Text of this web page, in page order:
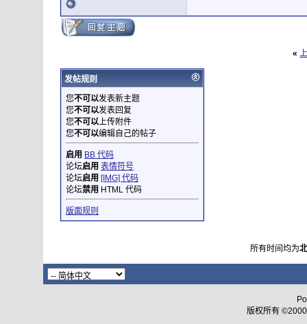
«
发帖规则
您不可以发表新主题
您不可以发表回复
您不可以上传附件
您不可以编辑自己的帖子
启用 BB 代码
论坛启用 表情符号
论坛启用 [IMG] 代码
论坛禁用 HTML 代码
版面规则
所有时间均为
版权所有